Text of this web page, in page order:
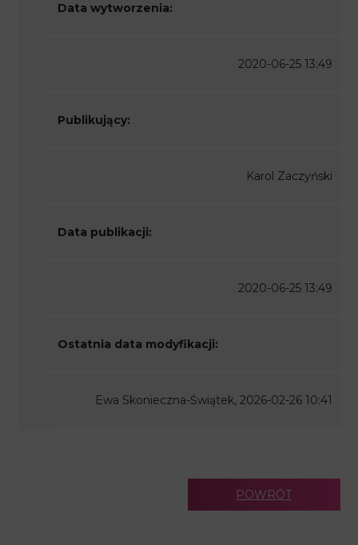
Data wytworzenia:
2020-06-25 13:49
Publikujący:
Karol Zaczyński
Data publikacji:
2020-06-25 13:49
Ostatnia data modyfikacji:
Ewa Skonieczna-Świątek, 2026-02-26 10:41
POWRÓT